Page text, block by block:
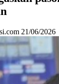
21/06/2026